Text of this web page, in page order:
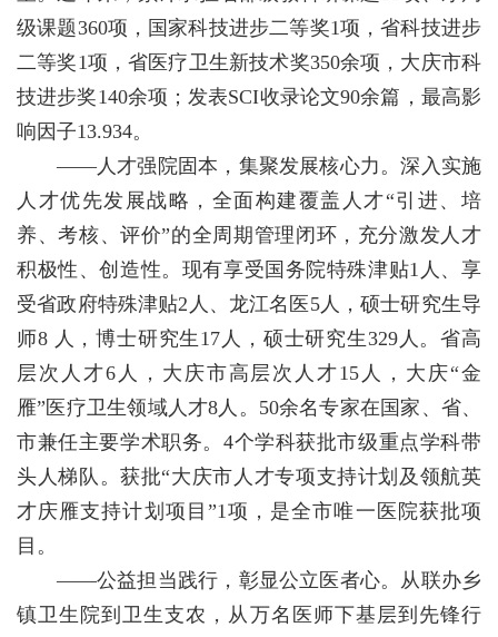
级课题360项，国家科技进步二等奖1项，省科技进步
二等奖1项，省医疗卫生新技术奖350余项，大庆市科
技进步奖140余项；发表SCI收录论文90余篇，最高影
响因子13.934。
——人才强院固本，集聚发展核心力。深入实施
人才优先发展战略，全面构建覆盖人才“引进、培
养、考核、评价”的全周期管理闭环，充分激发人才
积极性、创造性。现有享受国务院特殊津贴1人、享
受省政府特殊津贴2人、龙江名医5人，硕士研究生导
师8 人，博士研究生17人，硕士研究生329人。省高
层次人才6人，大庆市高层次人才15人，大庆“金
雁”医疗卫生领域人才8人。50余名专家在国家、省、
市兼任主要学术职务。4个学科获批市级重点学科带
头人梯队。获批“大庆市人才专项支持计划及领航英
才庆雁支持计划项目”1项，是全市唯一医院获批项
目。
——公益担当践行，彰显公立医者心。从联办乡
镇卫生院到卫生支农，从万名医师下基层到先锋行